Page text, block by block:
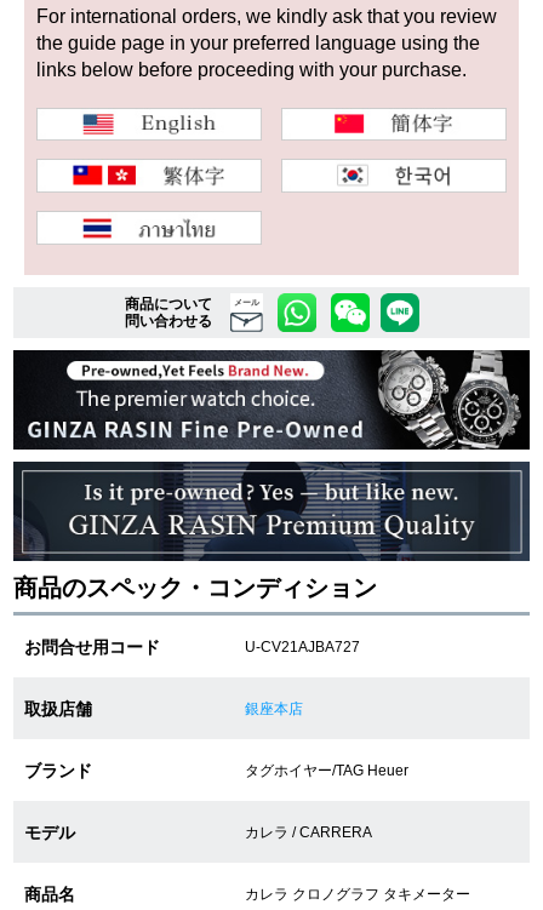
新品 未使用品
中古品 アンティーク品
WEB限定品 SALE
複数条件で商品を絞り込む
ご利用ガイド
GINZA RASINのプレミアムクオリティについて
送料・お支払方法
ショッピングローンの流れ
よくある質問
お問い合わせ
For international orders, we kindly ask that you review
the guide page in your preferred language using the
links below before proceeding with your purchase.
商品について
問い合わせる
メール
商品のスペック・コンディション
お問合せ用コード U-CV21AJBA727
取扱店舗 銀座本店
ブランド タグホイヤー/TAG Heuer
モデル カレラ / CARRERA
商品名 カレラ クロノグラフ タキメーター